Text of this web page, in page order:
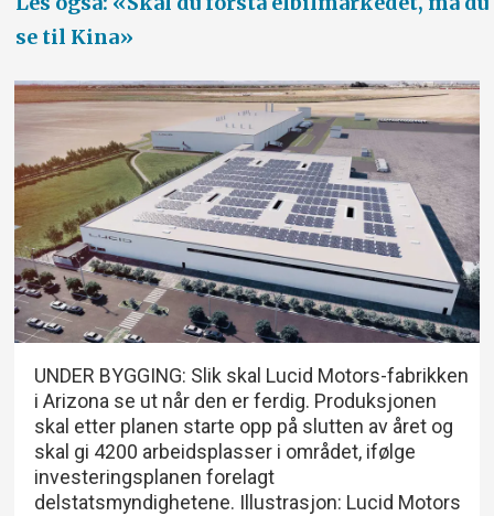
se til Kina»
UNDER BYGGING: Slik skal Lucid Motors-fabrikken
i Arizona se ut når den er ferdig. Produksjonen
skal etter planen starte opp på slutten av året og
skal gi 4200 arbeidsplasser i området, ifølge
investeringsplanen forelagt
delstatsmyndighetene. Illustrasjon: Lucid Motors